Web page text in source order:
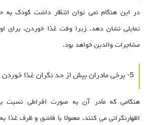
در این هنگام نمی توان انتظار داشت کودک به
تمایلی نشان دهد. زیرا وقت غذا خوردن، برای
مشاجرات والدین خواهد بود.
5- برخی مادران بیش از حد نگران غذا خوردن کودک هستند.
هنگامی که مادر آن به صورت افراطی نسبت
اظهارنگرانی می کنند، معمولا با قاشق و ظرف غذا